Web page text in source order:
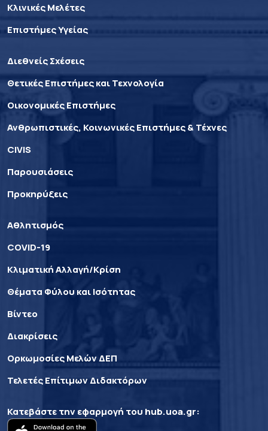
Κλινικές Μελέτες
Επιστήμες Υγείας
Διεθνείς Σχέσεις
Θετικές Επιστήμες και Τεχνολογία
Οικονομικές Επιστήμες
Ανθρωπιστικές, Κοινωνικές Επιστήμες & Τέχνες
CIVIS
Παρουσιάσεις
Προκηρύξεις
Αθλητισμός
COVID-19
Κλιματική Αλλαγή/Κρίση
Θέματα Φύλου και Ισότητας
Βίντεο
Διακρίσεις
Ορκωμοσίες Μελών ΔΕΠ
Τελετές Επίτιμων Διδακτόρων
Κατεβάστε την εφαρμογή του hub.uoa.gr: